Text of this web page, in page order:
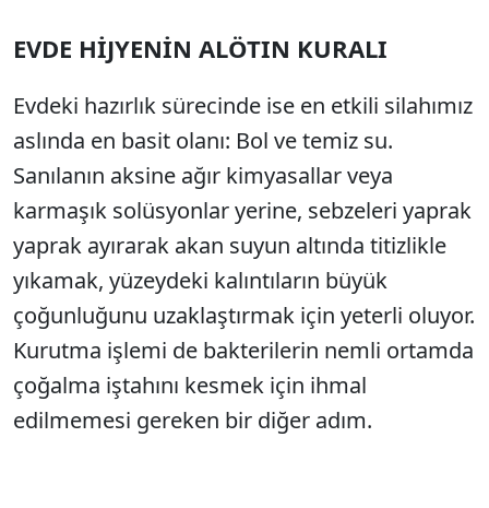
EVDE HİJYENİN ALÖTIN KURALI
Evdeki hazırlık sürecinde ise en etkili silahımız
aslında en basit olanı: Bol ve temiz su.
Sanılanın aksine ağır kimyasallar veya
karmaşık solüsyonlar yerine, sebzeleri yaprak
yaprak ayırarak akan suyun altında titizlikle
yıkamak, yüzeydeki kalıntıların büyük
çoğunluğunu uzaklaştırmak için yeterli oluyor.
Kurutma işlemi de bakterilerin nemli ortamda
çoğalma iştahını kesmek için ihmal
edilmemesi gereken bir diğer adım.